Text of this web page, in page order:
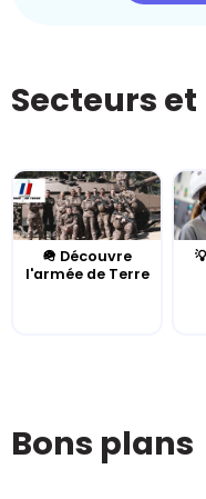
Secteurs
🪖 Découvre
l'armée de Terre
Bons plans